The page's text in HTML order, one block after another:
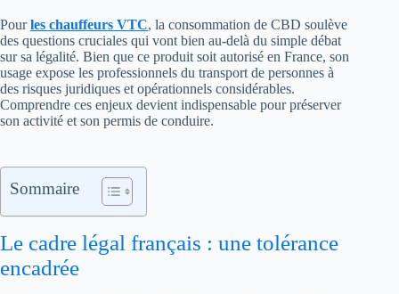
Pourles chauffeurs VTC, la consommation de CBD soulève
des questions cruciales qui vont bien au-delà du simple débat
sur sa légalité. Bien que ce produit soit autorisé en France, son
usage expose les professionnels du transport de personnes à
des risques juridiques et opérationnels considérables.
Comprendre ces enjeux devient indispensable pour préserver
son activité et son permis de conduire.
Sommaire
Le cadre légal français : une tolérance
encadrée